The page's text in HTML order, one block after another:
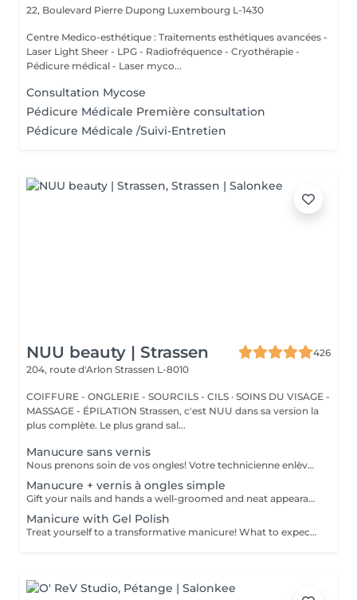
22, Boulevard Pierre Dupong Luxembourg L-1430
Centre Medico-esthétique : Traitements esthétiques avancées -
Laser Light Sheer - LPG - Radiofréquence - Cryothérapie -
Pédicure médical - Laser myco...
Consultation Mycose
Pédicure Médicale Première consultation
Pédicure Médicale /Suivi-Entretien
NUU beauty | Strassen
426
204, route d'Arlon Strassen L-8010
COIFFURE - ONGLERIE - SOURCILS - CILS · SOINS DU VISAGE -
MASSAGE - ÉPILATION Strassen, c'est NUU dans sa version la
plus complète. Le plus grand sal...
Manucure sans vernis
Nous prenons soin de vos ongles! Votre technicienne enlèvera délicatement les cellules mortes, façonnera et limera vos ongles, et polira la surface extérieure pour un fini lisse et naturel. Nos experts proposent des manucures à bords, hardware ou combinées, selon vos préférences. Comment se fait une manucure sans vernis? - la peau rugueuse est délicatement enlevée - la forme de la plaque de l'ongle est corrigée avec douceur - les cuticules et bords latéraux sont soigneusement traités - de l'huile nourrissante pour les cuticules et de la crème pour les mains sont appliquées pour nourrir et hydrater Limitations d'âge: recommandé à partir de 14 ans. Recommandations post-procédure: aucun soin particulier n'est nécessaire après cette procédure. Fréquence: une fois toutes les 3 semaines.
Manucure + vernis à ongles simple
Gift your nails and hands a well-groomed and neat appearance! Your technician will effectively remove dead skin cells, shape and file nails, and buff the outer surface. A regular nail polish is applied at the end of this treatment. Our masters do edged, hardware, or combined manicure. How is manicure with simple nail polish done? - rough skin is removed - the shape of the nail plate is corrected - the cuticle and side ridges are corrected - nail polish is applied - cuticle oil and hand cream are applied Age restrictions: recommended to do from 14 years. Post procedure recommendations: there are no post recommendations for this procedure. Frequency: once in 3 weeks.
Manicure with Gel Polish
Treat yourself to a transformative manicure! What to expect: - old polish is removed as a bonus - rough skin is removed - nails are shaped - cuticles and side ridges are polished - reinforcement is performed if chosen - semi-permanent polish is applied - cuticle oil and hand cream are applied Age: 16+ Frequency: every 3 weeks for best results. *Removal of old semi-permanent polish is included with the manicure. If you want a separate removal appointment, we charge €20 for the careful process that protects your nails. For the manicure, we leave a thin layer of old polish under the new layer to enhance the durability of the semi-permanent polish. *Please note that if semipermanent nail polish without manicure is chosen, rough skin, cuticle and side ridges won't be removed.